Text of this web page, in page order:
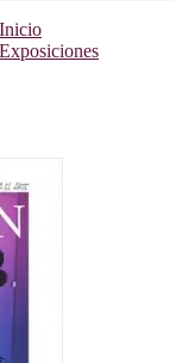
Inicio
Exposiciones